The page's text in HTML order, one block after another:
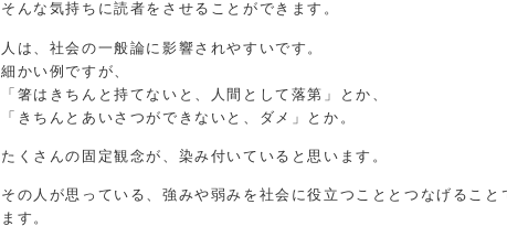
そんな気持ちに読者をさせることができます。
人は、社会の一般論に影響されやすいです。
細かい例ですが、
「箸はきちんと持てないと、人間として落第」とか、
「きちんとあいさつができないと、ダメ」とか。
たくさんの固定観念が、染み付いていると思います。
その人が思っている、強みや弱みを社会に役立つこととつなげること
ます。